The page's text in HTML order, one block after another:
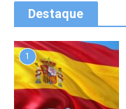
Destaque
1